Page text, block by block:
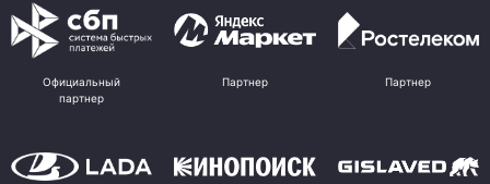
Официальный
партнер
Партнер Партнер